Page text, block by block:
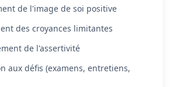
de l'image de soi positive
des croyances limitantes
de l'assertivité
aux défis (examens, entretiens,